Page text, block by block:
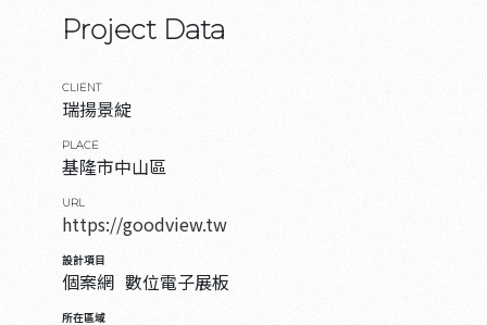
Project Data
CLIENT
瑞揚景綻
PLACE
基隆市中山區
URL
https://goodview.tw
設計項目
個案網 數位電子展板
所在區域